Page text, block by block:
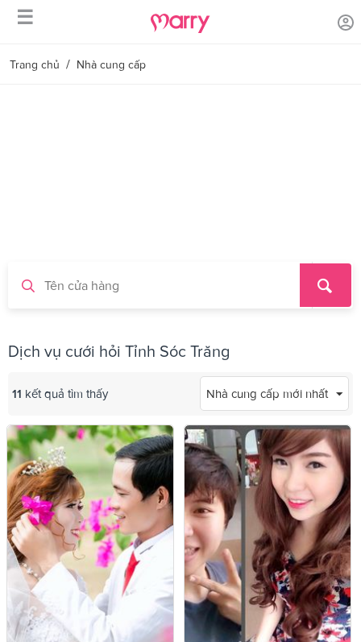
☰
Trang chủ / Nhà cung cấp
Dịch vụ cưới hỏi Tỉnh Sóc Trăng
Nhà cung cấp mới nhất
11 kết quả tìm thấy